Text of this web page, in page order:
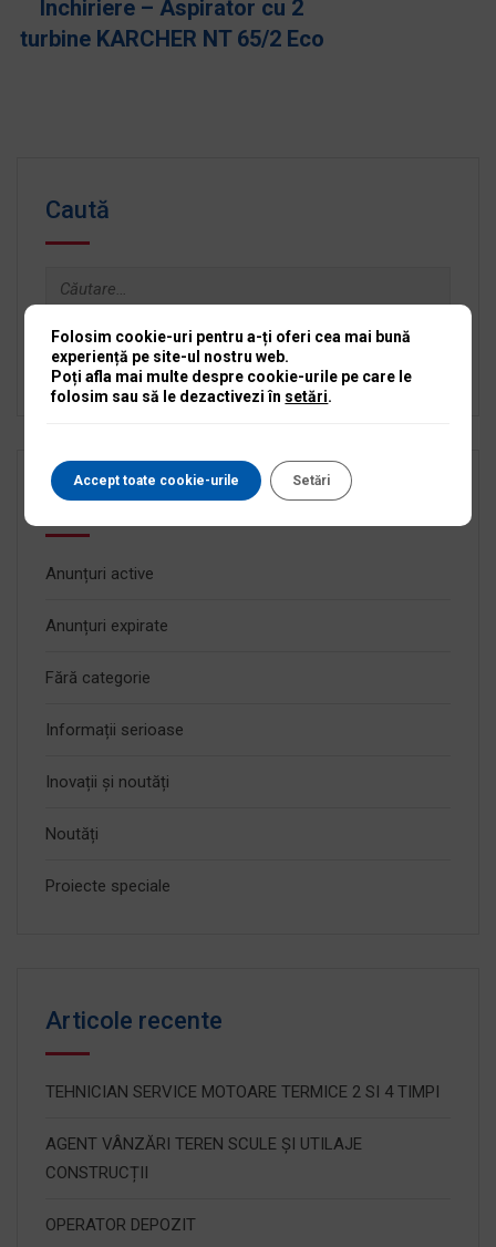
Inchiriere – Placa
compactoare MASALTA MS
Caută
Caută
după:
Categorii
Anunțuri active
Anunțuri expirate
Fără categorie
Informații serioase
Inovații și noutăți
Noutăți
Proiecte speciale
Articole recente
TEHNICIAN SERVICE MOTOARE TERMICE 2 SI 4 TIMPI
AGENT VÂNZĂRI TEREN SCULE ȘI UTILAJE
CONSTRUCȚII
OPERATOR DEPOZIT
Folosim cookie-uri pentru a-ți oferi cea mai bună
experiență pe site-ul nostru web.
Poți afla mai multe despre cookie-urile pe care le
folosim sau să le dezactivezi în setări.
Accept toate cookie-urile Setări